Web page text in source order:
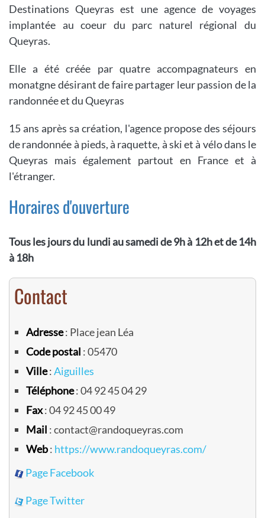
Destinations Queyras est une agence de voyages
implantée au coeur du parc naturel régional du
Queyras.
Elle a été créée par quatre accompagnateurs en
monatgne désirant de faire partager leur passion de la
randonnée et du Queyras
15 ans après sa création, l'agence propose des séjours
de randonnée à pieds, à raquette, à ski et à vélo dans le
Queyras mais également partout en France et à
l'étranger.
Horaires d'ouverture
Tous les jours du lundi au samedi de 9h à 12h et de 14h
à 18h
Contact
Adresse: Place jean Léa
Code postal : 05470
Ville:Aiguilles
Téléphone: 04 92 45 04 29
Fax: 04 92 45 00 49
Mail : contact@randoqueyras.com
Web: https://www.randoqueyras.com/
Page Facebook
Page Twitter